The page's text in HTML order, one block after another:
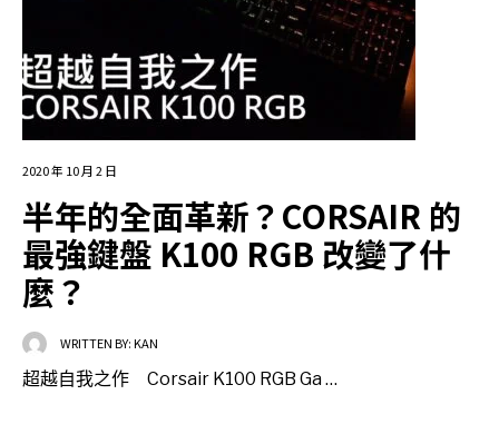
2020 年 10 月 2 日
半年的全面革新？CORSAIR 的
最強鍵盤 K100 RGB 改變了什
麼？
WRITTEN BY:KAN
超越自我之作 Corsair K100 RGB Ga …